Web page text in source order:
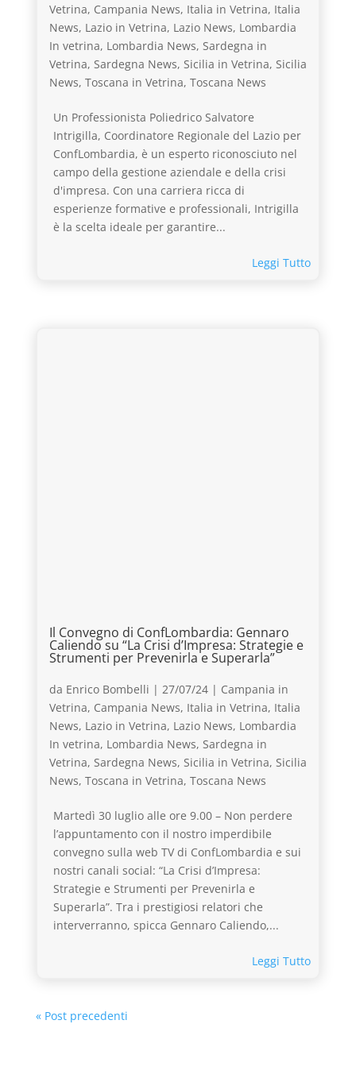
Vetrina, Campania News, Italia in Vetrina, Italia
News, Lazio in Vetrina, Lazio News, Lombardia
In vetrina, Lombardia News, Sardegna in
Vetrina, Sardegna News, Sicilia in Vetrina, Sicilia
News, Toscana in Vetrina, Toscana News
Un Professionista Poliedrico Salvatore
Intrigilla, Coordinatore Regionale del Lazio per
ConfLombardia, è un esperto riconosciuto nel
campo della gestione aziendale e della crisi
d'impresa. Con una carriera ricca di
esperienze formative e professionali, Intrigilla
è la scelta ideale per garantire...
Leggi Tutto
Il Convegno di ConfLombardia: Gennaro
Caliendo su “La Crisi d’Impresa: Strategie e
Strumenti per Prevenirla e Superarla”
da Enrico Bombelli | 27/07/24| Campania in
Vetrina, Campania News, Italia in Vetrina, Italia
News, Lazio in Vetrina, Lazio News, Lombardia
In vetrina, Lombardia News, Sardegna in
Vetrina, Sardegna News, Sicilia in Vetrina, Sicilia
News, Toscana in Vetrina, Toscana News
Martedì 30 luglio alle ore 9.00 – Non perdere
l’appuntamento con il nostro imperdibile
convegno sulla web TV di ConfLombardia e sui
nostri canali social: “La Crisi d’Impresa:
Strategie e Strumenti per Prevenirla e
Superarla”. Tra i prestigiosi relatori che
interverranno, spicca Gennaro Caliendo,...
Leggi Tutto
« Post precedenti